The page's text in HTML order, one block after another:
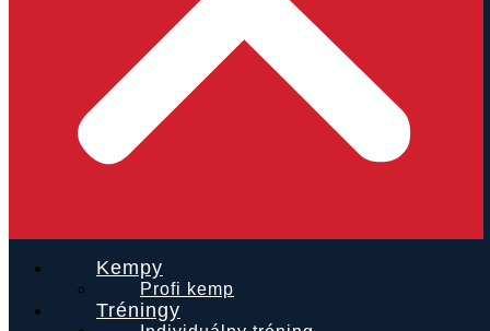
Kempy
Profi kemp
Tréningy